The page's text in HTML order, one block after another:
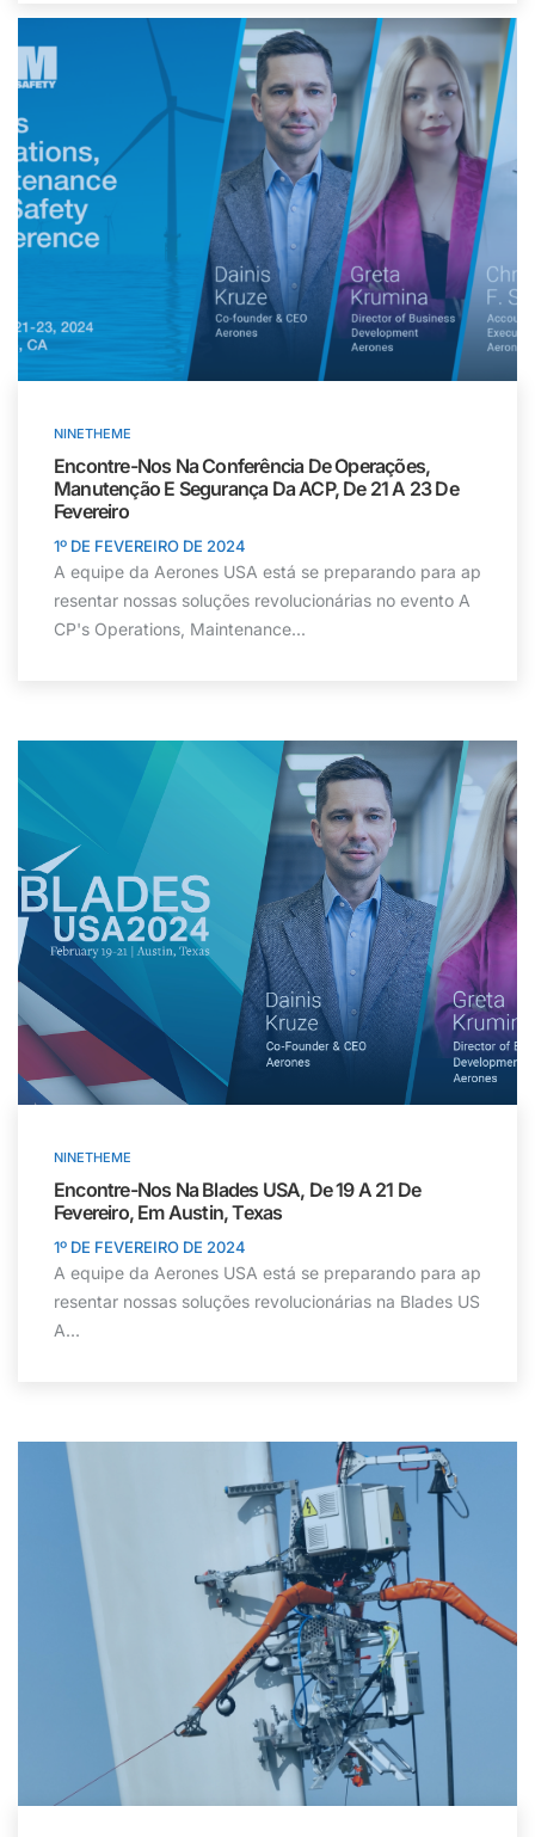
NINETHEME
Encontre-Nos Na Conferência De Operações,
Manutenção E Segurança Da ACP, De 21 A 23 De
Fevereiro
1º DE FEVEREIRO DE 2024
A equipe da Aerones USA está se preparando para ap
resentar nossas soluções revolucionárias no evento A
CP's Operations, Maintenance...
NINETHEME
Encontre-Nos Na Blades USA, De 19 A 21 De
Fevereiro, Em Austin, Texas
1º DE FEVEREIRO DE 2024
A equipe da Aerones USA está se preparando para ap
resentar nossas soluções revolucionárias na Blades US
A...